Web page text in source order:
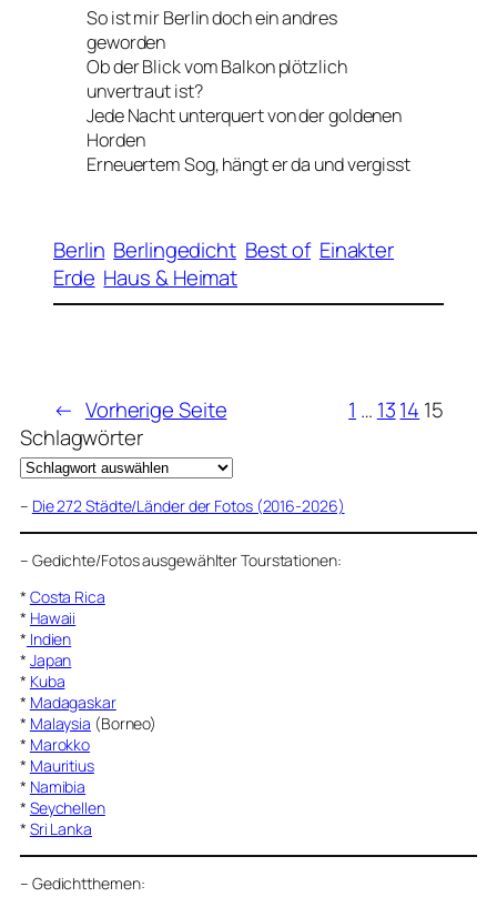
So ist mir Berlin doch ein andres
geworden
Ob der Blick vom Balkon plötzlich
unvertraut ist?
Jede Nacht unterquert von der goldenen
Horden
Erneuertem Sog, hängt er da und vergisst
Berlin Berlingedicht Best of Einakter
Erde Haus & Heimat
← Vorherige Seite 1 … 1314 15
Schlagwörter
– Die 272 Städte/Länder der Fotos (2016-2026)
– Gedichte/Fotos ausgewählter Tourstationen:
* Costa Rica
* Hawaii
* Indien
* Japan
* Kuba
* Madagaskar
* Malaysia (Borneo)
* Marokko
* Mauritius
* Namibia
* Seychellen
* Sri Lanka
– Gedichtthemen: